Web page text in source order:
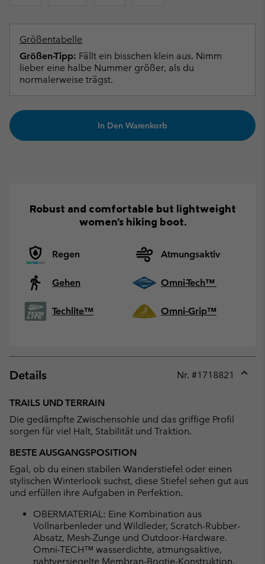
Größentabelle
Größen-Tipp: Fällt ein bisschen klein aus. Nimm
lieber eine halbe Nummer größer, als du
normalerweise trägst.
In Den Warenkorb
Robust and comfortable but lightweight
women's hiking boot.
Regen Atmungsaktiv
Gehen Omni-Tech™
Techlite™ Omni-Grip™
Details Nr. #1718821
TRAILS UND TERRAIN
Die gedämpfte Zwischensohle und das griffige Profil
sorgen für viel Halt, Stabilität und Traktion.
BESTE AUSGANGSPOSITION
Egal, ob du einen stabilen Wanderstiefel oder einen
stylischen Winterlook suchst, diese Stiefel sehen gut aus
und erfüllen ihre Aufgaben in Perfektion.
OBERMATERIAL: Eine Kombination aus
Vollnarbenleder und Wildleder, Scratch-Rubber-
Absatz, Mesh-Zunge und Outdoor-Hardware.
Omni-TECH™ wasserdichte, atmungsaktive,
nahtversiegelte Membran-Bootie-Konstruktion.